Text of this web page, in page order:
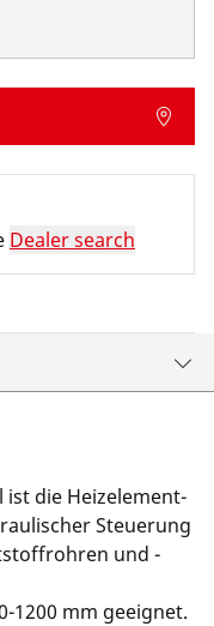
Dealer search
ist die Heizelement-
Steuerung
und -
1200 mm geeignet.